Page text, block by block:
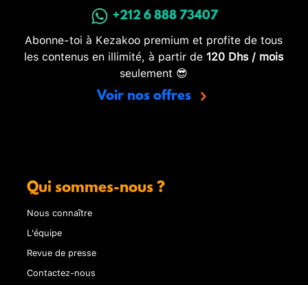
+212 6 888 73407
Abonne-toi à Kezakoo premium et profite de tous
les contenus en illimité, à partir de 120 Dhs / mois
seulement 😎
Voir nos offres
Qui sommes-nous ?
Nous connaître
L'équipe
Revue de presse
Contactez-nous